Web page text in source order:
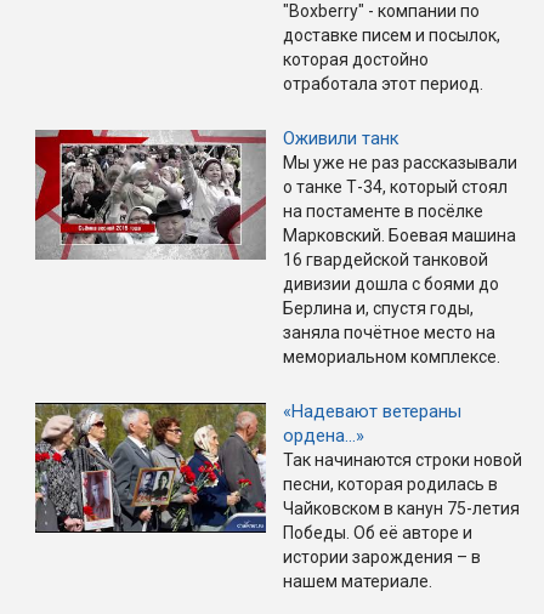
"Boxberry" - компании по
доставке писем и посылок,
которая достойно
отработала этот период.
Оживили танк
Мы уже не раз рассказывали
о танке Т-34, который стоял
на постаменте в посёлке
Марковский. Боевая машина
16 гвардейской танковой
дивизии дошла с боями до
Берлина и, спустя годы,
заняла почётное место на
мемориальном комплексе.
«Надевают ветераны
ордена…»
Так начинаются строки новой
песни, которая родилась в
Чайковском в канун 75-летия
Победы. Об её авторе и
истории зарождения – в
нашем материале.